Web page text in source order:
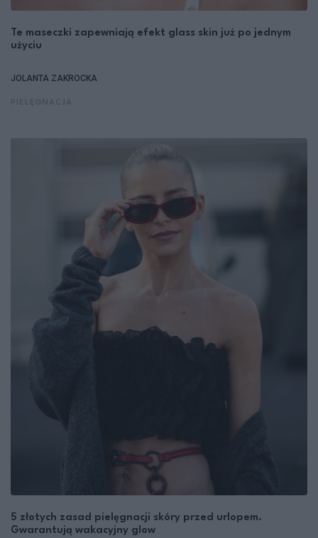
Te maseczki zapewniają efekt glass skin już po jednym
użyciu
JOLANTA ZAKROCKA
5 złotych zasad pielęgnacji skóry przed urlopem.
Gwarantują wakacyjny glow